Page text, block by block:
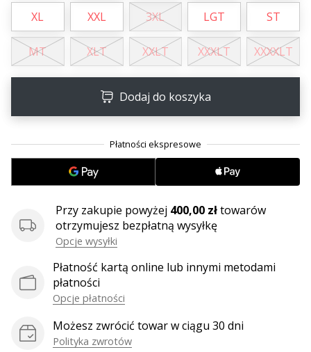
XL XXL 3XL LGT ST
MT XLT XXLT XXXLT XXXXLT
Dodaj do koszyka
Przy zakupie powyżej 400,00 złtowarów
otrzymujesz bezpłatną wysyłkę
Opcje wysyłki
Płatność kartą online lub innymi metodami
płatności
Opcje płatności
Możesz zwrócić towar w ciągu 30 dni
Polityka zwrotów